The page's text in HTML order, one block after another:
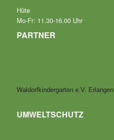
Hüte
Mo-Fr: 11.30-16.00 Uhr
PARTNER
Waldorfkindergarten e.V. Erlangen
UMWELTSCHUTZ